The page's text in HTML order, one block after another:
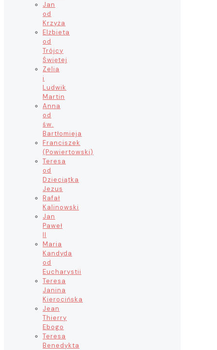
Jan
od
Krzyża
Elżbieta
od
Trójcy
Świętej
Zelia
i
Ludwik
Martin
Anna
od
św.
Bartłomieja
Franciszek
(Powiertowski)
Teresa
od
Dzieciątka
Jezus
Rafał
Kalinowski
Jan
Paweł
II
Maria
Kandyda
od
Eucharystii
Teresa
Janina
Kierocińska
Jean
Thierry
Ebogo
Teresa
Benedykta